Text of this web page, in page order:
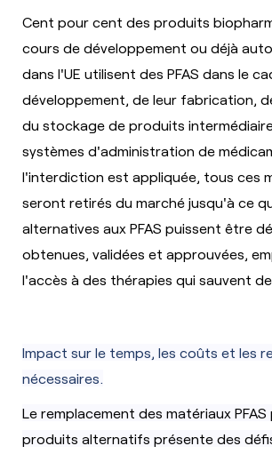
Cent pour cent des produits
cours de développement ou déjà
dans l'UE utilisent des PFAS dans le
développement, de leur fabrication,
du stockage de produits
systèmes d'administration de
l'interdiction est appliquée, tous ces
seront retirés du marché jusqu'à ce
alternatives aux PFAS puissent être
obtenues, validées et approuvées,
l'accès à des thérapies qui sauvent
Impact sur le temps, les coûts et les
nécessaires.
Le remplacement des matériaux PFAS
produits alternatifs présente des